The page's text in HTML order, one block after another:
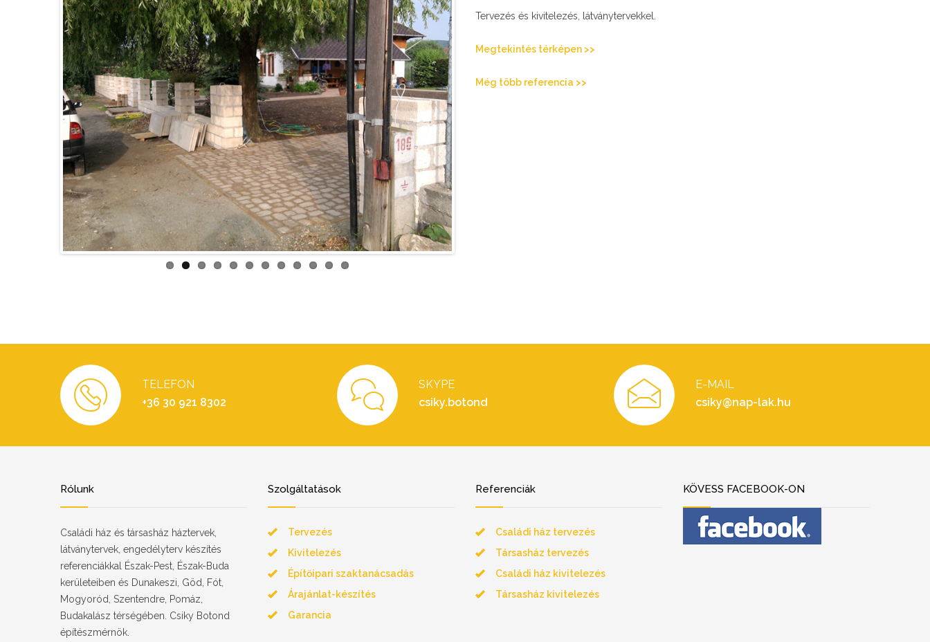
Tervezés és kivitelezés, látványtervekkel.
Megtekintés térképen >>
Még több referencia >>
TELEFON
+36 30 921 8302
SKYPE
csiky.botond
E-MAIL
csiky@nap-lak.hu
Rólunk
Családi ház és társasház háztervek,
látványtervek, engedélyterv készítés
referenciákkal Észak-Pest, Észak-Buda
kerületeiben és Dunakeszi, Göd, Fót,
Mogyoród, Szentendre, Pomáz,
Budakalász térségében. Csiky Botond
építészmérnök.
Szolgáltatások
Tervezés
Kivitelezés
Építőipari szaktanácsadás
Árajánlat-készítés
Garancia
Referenciák
Családi ház tervezés
Társasház tervezés
Családi ház kivitelezés
Társasház kivitelezés
KÖVESS FACEBOOK-ON